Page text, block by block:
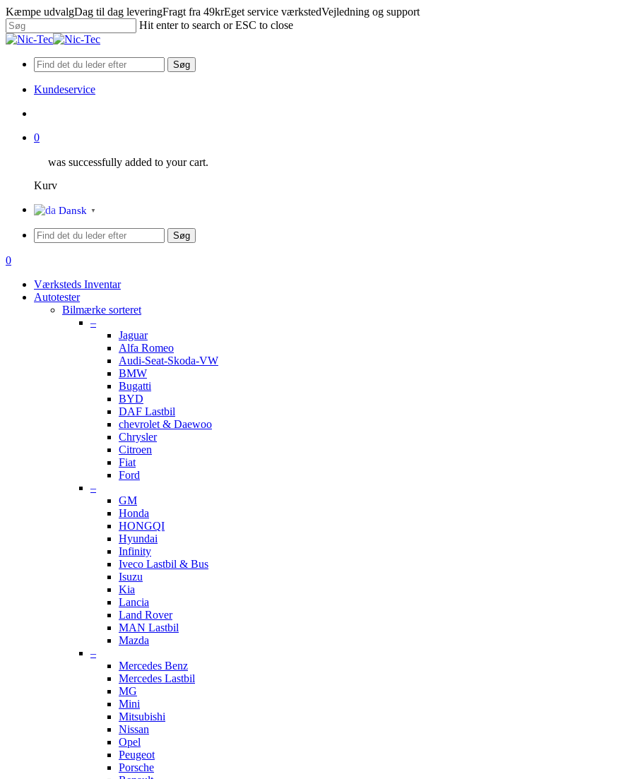
Skip
to
main
Kæmpe udvalgDag til dag leveringFragt fra 49krEget service værkstedVejledning og support
Hit enter to search or ESC to close
Close
Søg
Kundeservice
0
was successfully added to your cart.
Kurv
Menu
Dansk ▼
Søg
search
0
Værksteds Inventar
Autotester
Bilmærke sorteret
–
Jaguar
Alfa Romeo
Audi-Seat-Skoda-VW
BMW
Bugatti
BYD
DAF Lastbil
chevrolet & Daewoo
Chrysler
Citroen
Fiat
Ford
–
GM
Honda
HONGQI
Hyundai
Infinity
Iveco Lastbil & Bus
Isuzu
Kia
Lancia
Land Rover
MAN Lastbil
Mazda
–
Mercedes Benz
Mercedes Lastbil
MG
Mini
Mitsubishi
Nissan
Opel
Peugeot
Porsche